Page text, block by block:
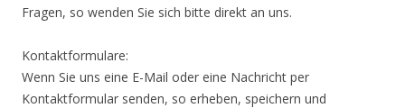
Fragen, so wenden Sie sich bitte direkt an uns.
Kontaktformulare:
Wenn Sie uns eine E-Mail oder eine Nachricht per
Kontaktformular senden, so erheben, speichern und